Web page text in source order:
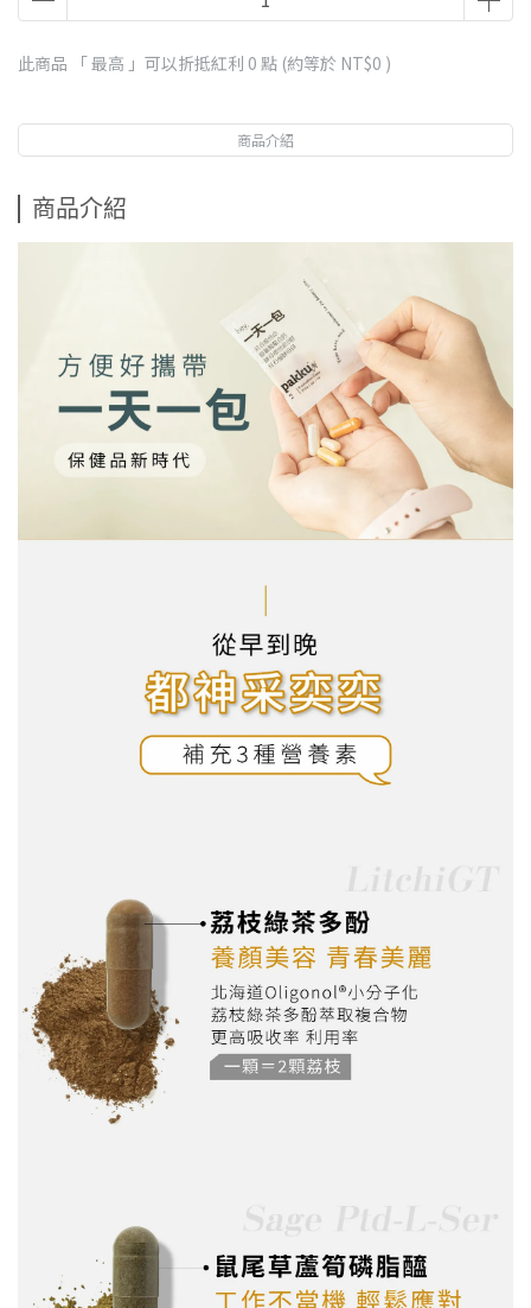
此商品 「 最高 」可以折抵紅利 0 點 (約等於 NT$0 )
商品介紹
商品介紹